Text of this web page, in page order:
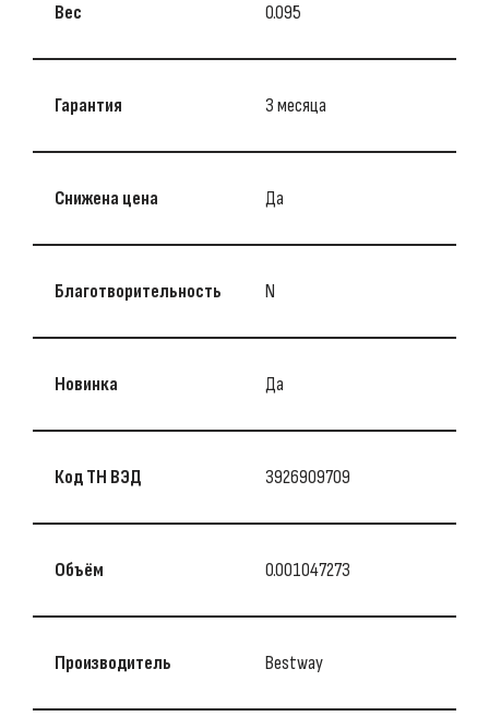
Вес 0.095
Гарантия 3 месяца
Снижена цена Да
Благотворительность N
Новинка Да
Код ТН ВЭД 3926909709
Объём 0.001047273
Производитель Bestway